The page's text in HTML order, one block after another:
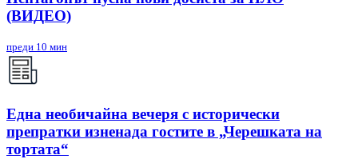
(ВИДЕО)
преди 10 мин
Една необичайна вечеря с исторически
препратки изненада гостите в „Черешката на
тортата“